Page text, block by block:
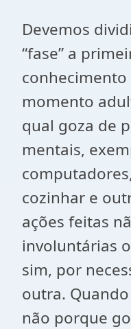
Devemos
“fase” a
momento
qual goza de
mentais,
cozinhar e
ações feitas
involuntárias
sim, por
outra.
não porque